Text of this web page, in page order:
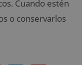
Cuando estén
o conservarlos